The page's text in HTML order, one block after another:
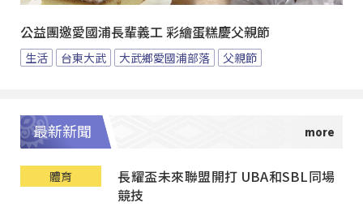
公益團邀愛國浦長輩義工 彩繪蛋糕慶父親節
生活 台東大武 大武鄉愛國浦部落 父親節
最新新聞
體育
長耀盃未來聯盟開打 UBA和SBL同場
競技